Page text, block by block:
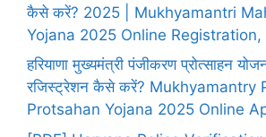
कैसे करें? 2025 | Mukhyamantri
Yojana 2025 Online Registration,
हरियाणा मुख्यमंत्री पंजीकरण प्रोत्साहन
रजिस्ट्रेशन कैसे करें? Mukhyamantry
Protsahan Yojana 2025 Online